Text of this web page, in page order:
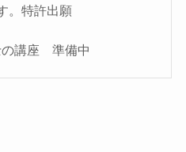
。特許出願
の講座 準備中